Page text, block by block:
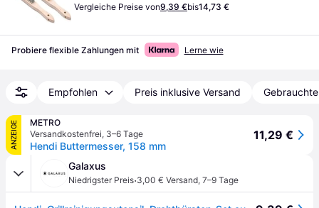
Vergleiche Preise von9,39 €bis14,73 €
Probiere flexible Zahlungen mit Lerne wie
Empfohlen Preis inklusive Versand
ANZEIGE
METRO
Versandkostenfrei, 3–6 Tage
Hendi Buttermesser, 158 mm
11,29 €
Galaxus
Niedrigster Preis·3,00 € Versand, 7–9 Tage